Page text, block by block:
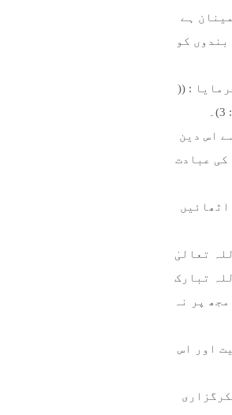
ہے
کو
: ((
اس دین
کی عبادت
تعالیٰ
تبارک
پر نہ
اور اس